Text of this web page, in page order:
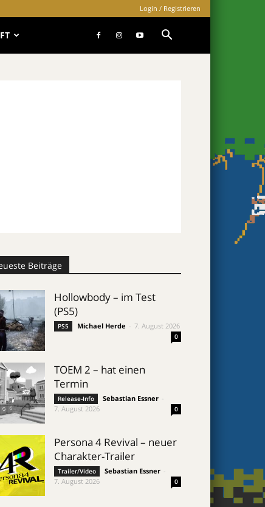
Login / Registrieren
Beiträge
Hollowbody – im Test
(PS5)
PS5 Michael Herde 7. August 2026
0
TOEM 2 – hat einen
Termin
Release-Info Sebastian Essner
7. August 2026
0
Persona 4 Revival – neuer
Charakter-Trailer
Trailer/Video Sebastian Essner
7. August 2026
0